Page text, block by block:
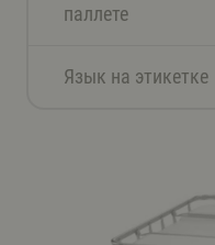
паллете
Язык на этикетке